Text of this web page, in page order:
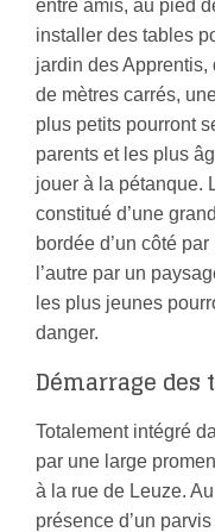
entre amis, au pied
installer des tables
jardin des
de mètres carrés,
plus petits pourront
parents et les plus
jouer à la pétanque.
constitué d’une
bordée d’un côté
l’autre par un
les plus jeunes
danger.
Démarrage des
Totalement intégré
par une large
à la rue de Leuze.
présence d’un